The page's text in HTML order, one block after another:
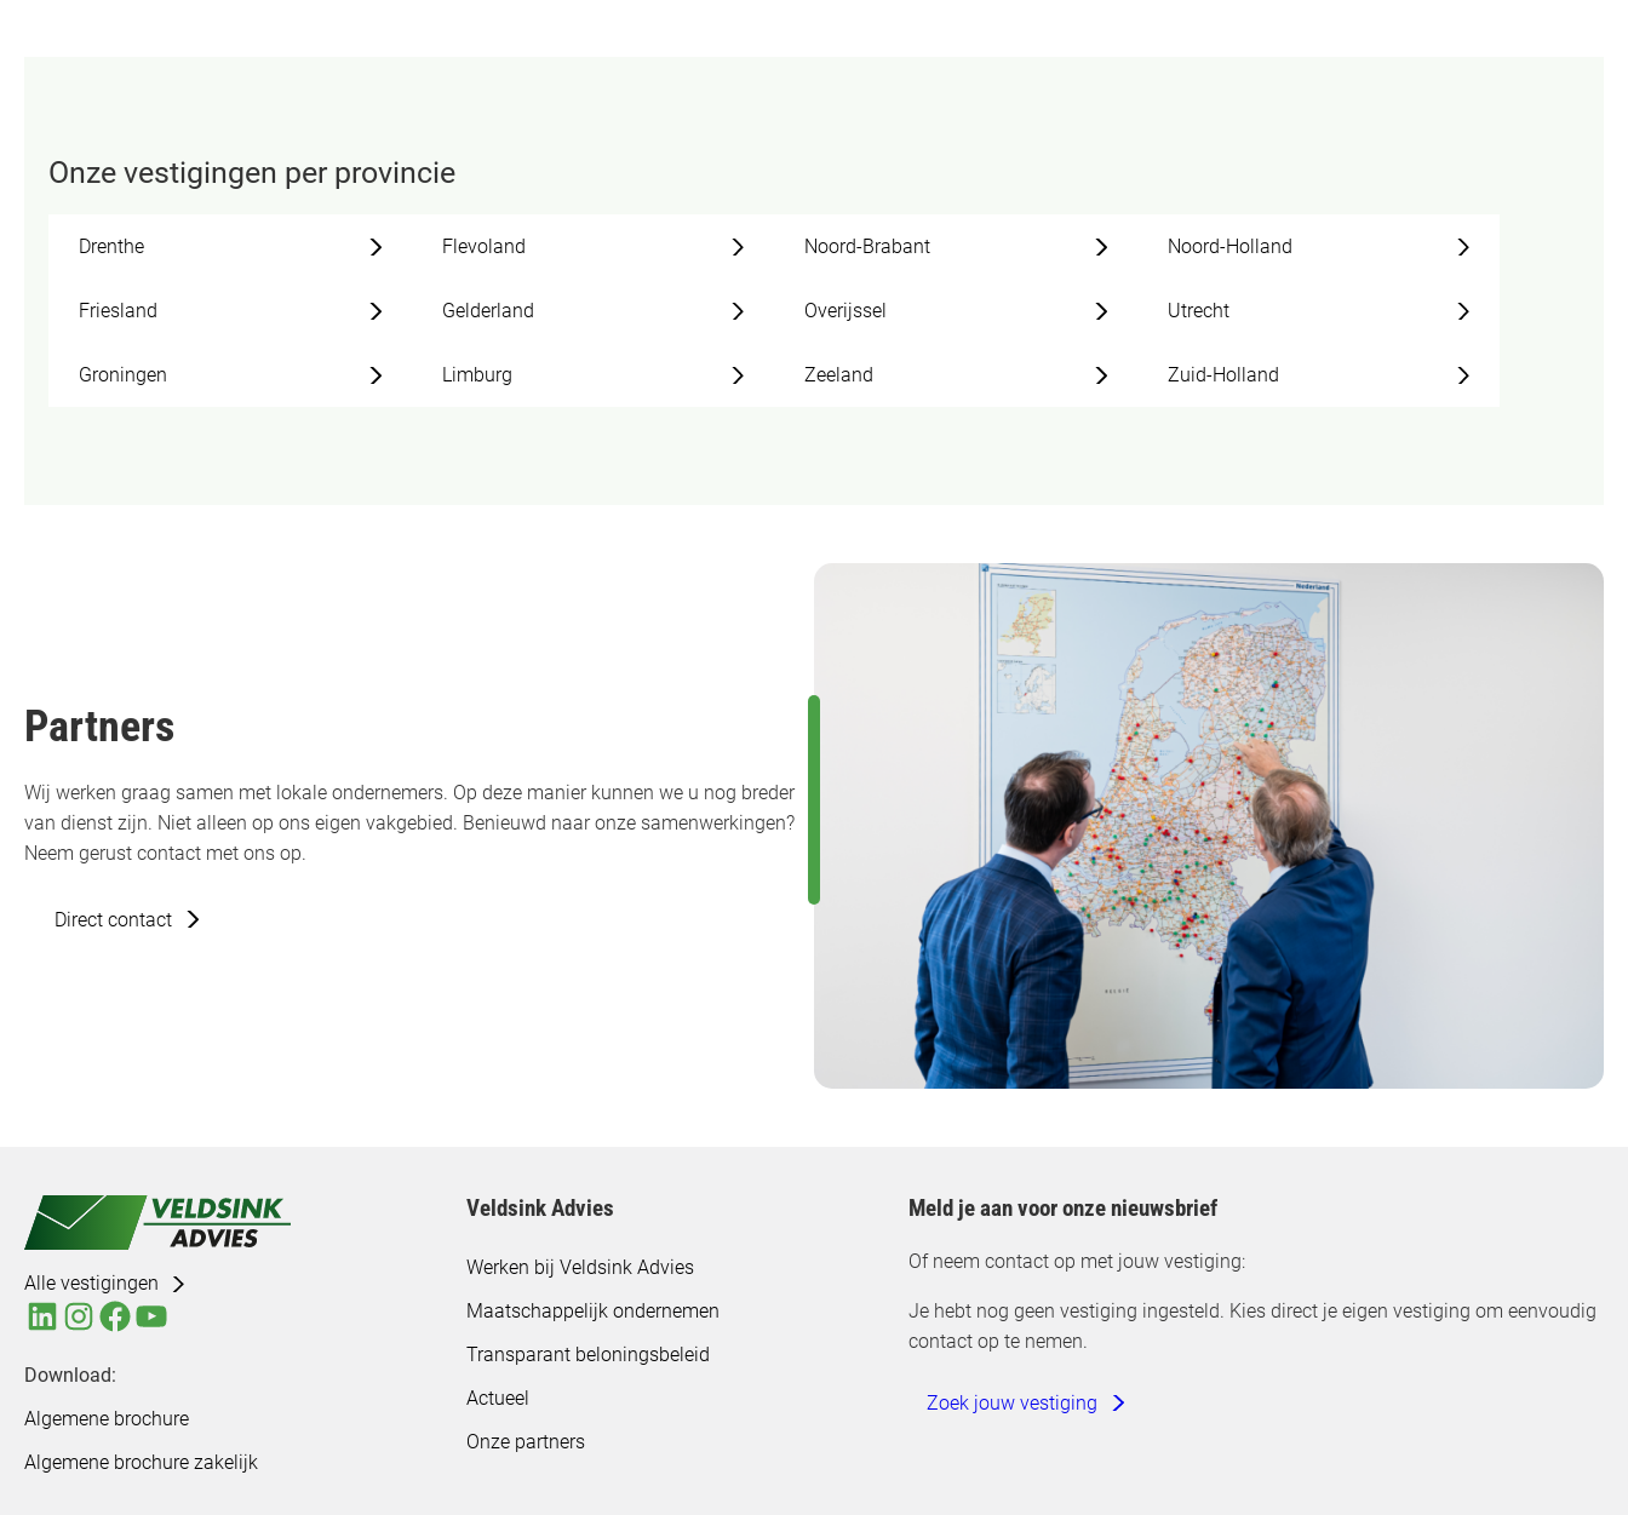
Onze vestigingen per provincie
Drenthe Flevoland Noord-Brabant Noord-Holland
Friesland Gelderland Overijssel Utrecht
Groningen Limburg Zeeland Zuid-Holland
Partners
Wij werken graag samen met lokale ondernemers. Op deze manier kunnen we u nog breder
van dienst zijn. Niet alleen op ons eigen vakgebied. Benieuwd naar onze samenwerkingen?
Neem gerust contact met ons op.
Direct contact
Alle vestigingen
Download:
Algemene brochure
Algemene brochure zakelijk
Veldsink Advies
Werken bij Veldsink Advies
Maatschappelijk ondernemen
Transparant beloningsbeleid
Actueel
Onze partners
Meld je aan voor onze nieuwsbrief
Of neem contact op met jouw vestiging:
Je hebt nog geen vestiging ingesteld. Kies direct je eigen vestiging om eenvoudig
contact op te nemen.
Zoek jouw vestiging